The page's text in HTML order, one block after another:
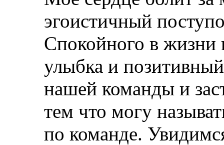
эгоистичный
Спокойного в жизни
улыбка и
нашей команды и
тем что могу
по команде.